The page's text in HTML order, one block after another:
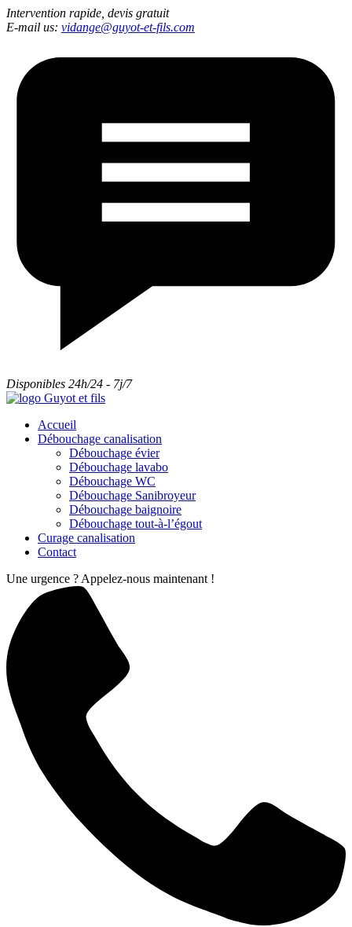
Intervention rapide, devis gratuit
E-mail us: vidange@guyot-et-fils.com
Disponibles 24h/24 - 7j/7
Accueil
Débouchage canalisation
Débouchage évier
Débouchage lavabo
Débouchage WC
Débouchage Sanibroyeur
Débouchage baignoire
Débouchage tout-à-l’égout
Curage canalisation
Contact
Une urgence ? Appelez-nous maintenant !